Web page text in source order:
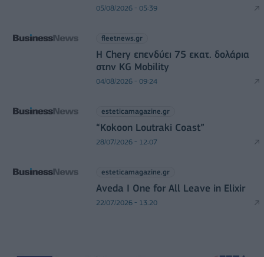
05/08/2026 - 05:39
fleetnews.gr
Η Chery επενδύει 75 εκατ. δολάρια
στην KG Mobility
04/08/2026 - 09:24
esteticamagazine.gr
“Kokoon Loutraki Coast”
28/07/2026 - 12:07
esteticamagazine.gr
Aveda I One for All Leave in Elixir
22/07/2026 - 13:20